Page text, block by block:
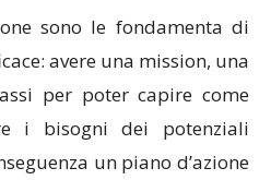
sono le fondamenta di
avere una mission, una
per poter capire come
i bisogni dei potenziali
un piano d’azione